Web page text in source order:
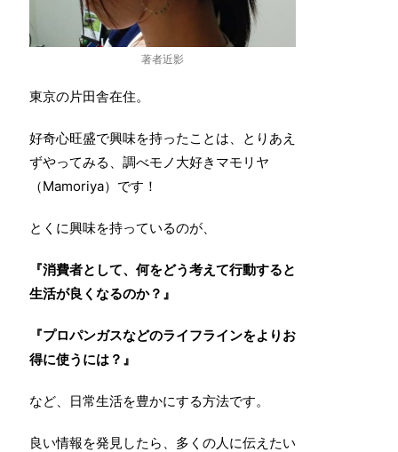
著者近影
東京の片田舎在住。
好奇心旺盛で興味を持ったことは、とりあえ
ずやってみる、調べモノ大好きマモリヤ
（Mamoriya）です！
とくに興味を持っているのが、
『消費者として、何をどう考えて行動すると
生活が良くなるのか？』
『プロパンガスなどのライフラインをよりお
得に使うには？』
など、日常生活を豊かにする方法です。
良い情報を発見したら、多くの人に伝えたい